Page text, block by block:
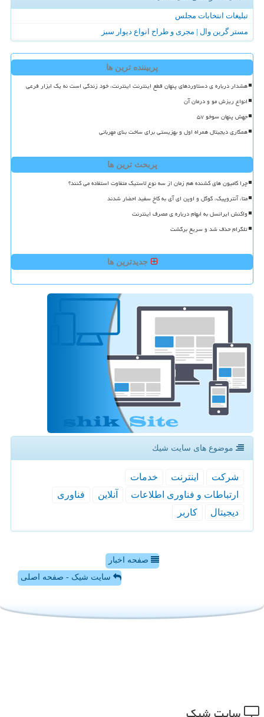
تبلیغات انتخابات مجلس
مستر گرین وال | مجری و طراح انواع دیوار سبز
پربیننده ترین ها
هشدار درباره ی دستاوردهای پنهان قطع اینترنت اینترنت، خود زندگی است نه یک ابزار فرعی
انواع ریزش مو و درمان آن
جهش پنهان سوخو ۵۷
همکاری دیجیتال همراه اول و بهزیستی برای ساخت بنای مهربانی
پربحث ترین ها
چرا کامیون های کشنده هم زمان از سه نوع لاستیک متفاوت استفاده می کنند؟
متا، آنتروپیک، گوگل و اوپن ای آی به کاخ سفید احضار شدند
واکنش ایرانسل به ابهام درباره ی مصرف اینترنت
تلگرام حذف شد و سریع برگشت
جدیدترین ها
موضوع های سایت شیك
شركت اینترنت
خدمات
ارتباطات و فناوری اطلاعات
آنلاین
فناوری
دیجیتال
كاربر
صفحه اخبار
سایت شیک - صفحه اصلی